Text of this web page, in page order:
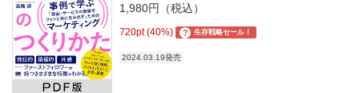
1,980円（税込）
720pt (40%) ? 生存戦略セール！
2024.03.19発売